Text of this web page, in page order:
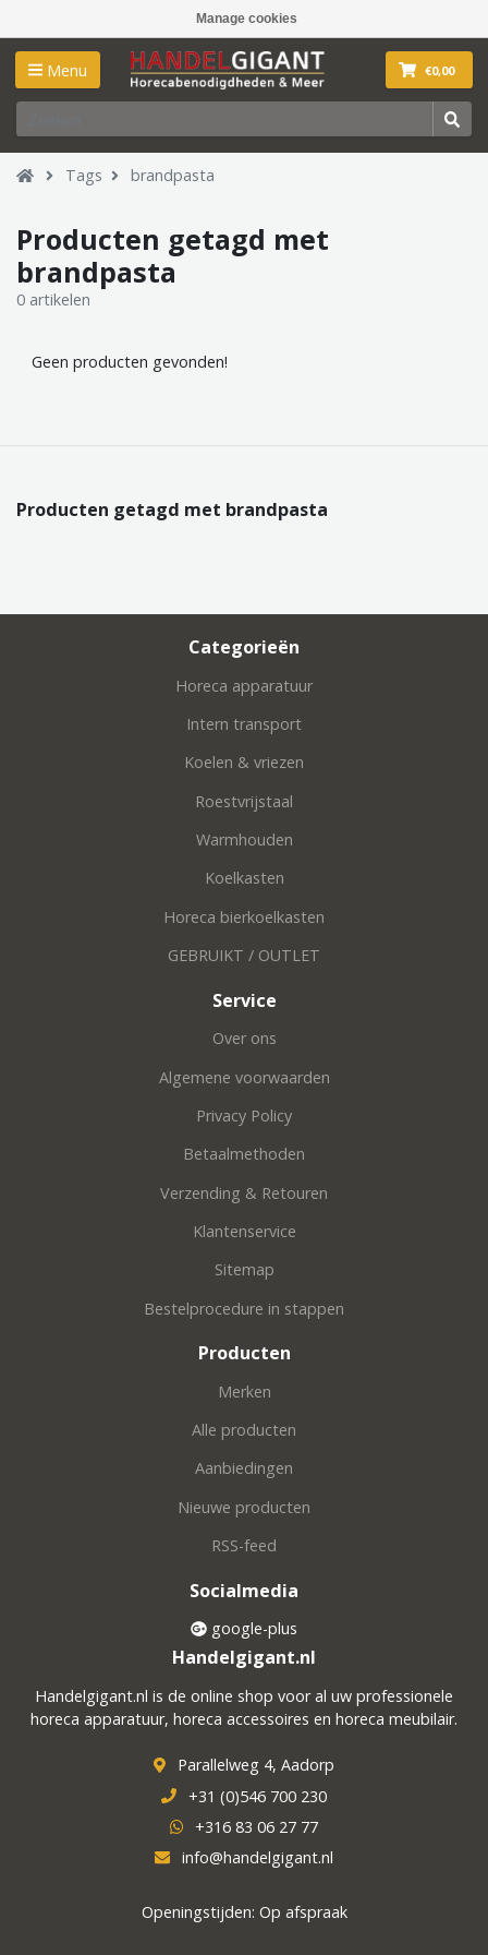
Manage cookies
Menu €0,00
Tags brandpasta
Producten getagd met
brandpasta
0 artikelen
Geen producten gevonden!
Producten getagd met brandpasta
Categorieën
Horeca apparatuur
Intern transport
Koelen & vriezen
Roestvrijstaal
Warmhouden
Koelkasten
Horeca bierkoelkasten
GEBRUIKT / OUTLET
Service
Over ons
Algemene voorwaarden
Privacy Policy
Betaalmethoden
Verzending & Retouren
Klantenservice
Sitemap
Bestelprocedure in stappen
Producten
Merken
Alle producten
Aanbiedingen
Nieuwe producten
RSS-feed
Socialmedia
google-plus
Handelgigant.nl
Handelgigant.nl is de online shop voor al uw professionele
horeca apparatuur, horeca accessoires en horeca meubilair.
Parallelweg 4, Aadorp
+31 (0)546 700 230
+316 83 06 27 77
info@handelgigant.nl
Openingstijden: Op afspraak